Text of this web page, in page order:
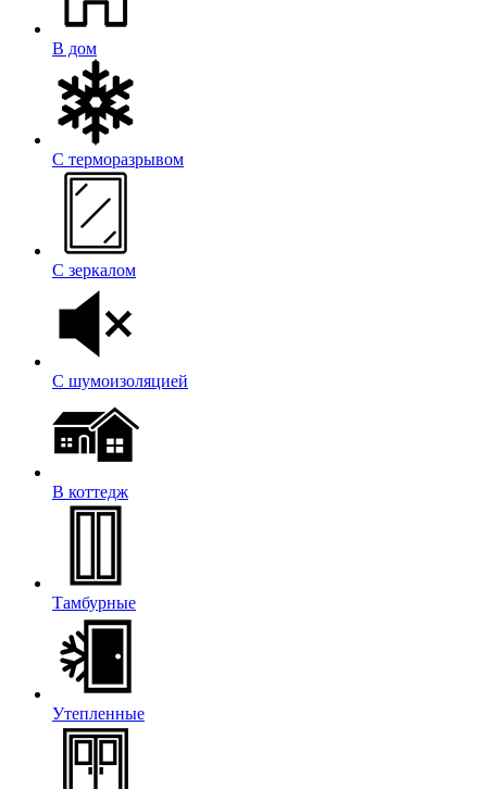
В дом
С терморазрывом
С зеркалом
С шумоизоляцией
В коттедж
Тамбурные
Утепленные